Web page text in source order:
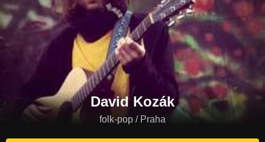
David Kozák
folk-pop / Praha